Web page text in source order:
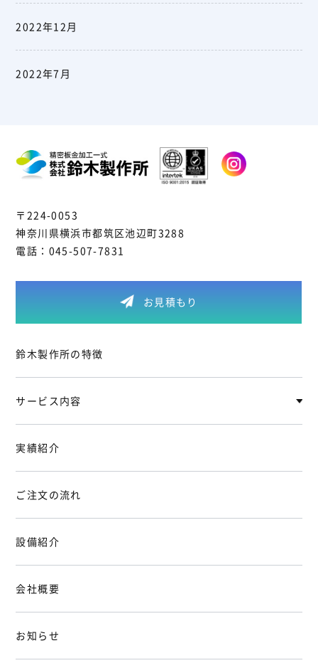
2022年12月
2022年7月
〒224-0053
神奈川県横浜市都筑区池辺町3288
電話： 045-507-7831
お見積もり
鈴木製作所の特徴
サービス内容
実績紹介
ご注文の流れ
設備紹介
会社概要
お知らせ